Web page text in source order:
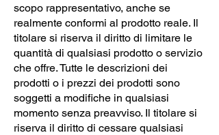
scopo rappresentativo, anche se
realmente conformi al prodotto reale. Il
titolare si riserva il diritto di limitare le
quantità di qualsiasi prodotto o servizio
che offre. Tutte le descrizioni dei
prodotti o i prezzi dei prodotti sono
soggetti a modifiche in qualsiasi
momento senza preavviso. Il titolare si
riserva il diritto di cessare qualsiasi